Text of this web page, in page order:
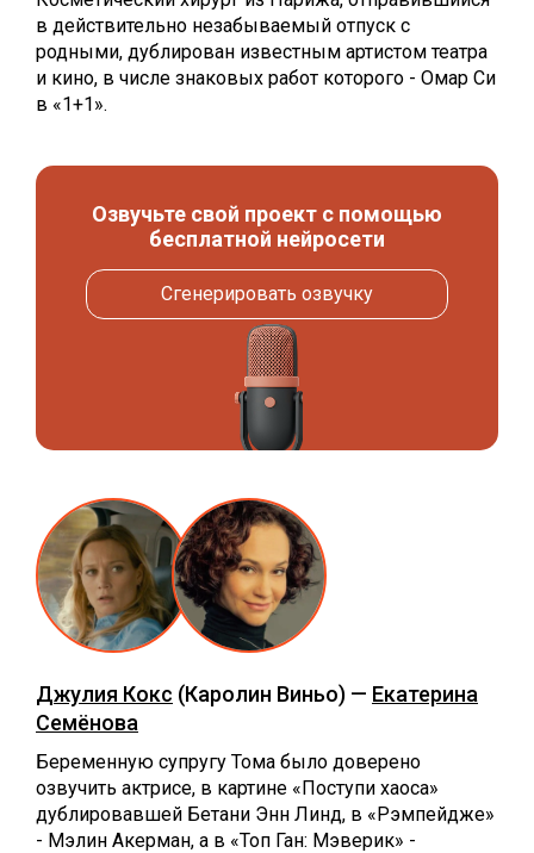
в действительно незабываемый отпуск с
родными, дублирован известным артистом театра
и кино, в числе знаковых работ которого - Омар Си
в «1+1».
Озвучьте свой проект с помощью
бесплатной нейросети
Сгенерировать озвучку
Джулия Кокс (Каролин Виньо) — Екатерина
Семёнова
Беременную супругу Тома было доверено
озвучить актрисе, в картине «Поступи хаоса»
дублировавшей Бетани Энн Линд, в «Рэмпейдже»
- Мэлин Акерман, а в «Топ Ган: Мэверик» -